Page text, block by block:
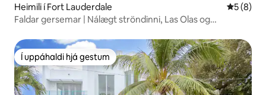
Heimili í Fort Lauderdale 5 af 5 í
5 (8)
Faldar gersemar | Nálægt ströndinni, Las Olas og
Í uppáhaldi hjá gestum
Í uppáhaldi hjá gestum